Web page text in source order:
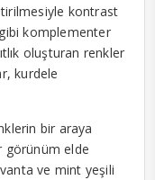
kontrast
gibi komplementer
oluşturan renkler
kurdele
bir araya
görünüm elde
ve mint yeşili